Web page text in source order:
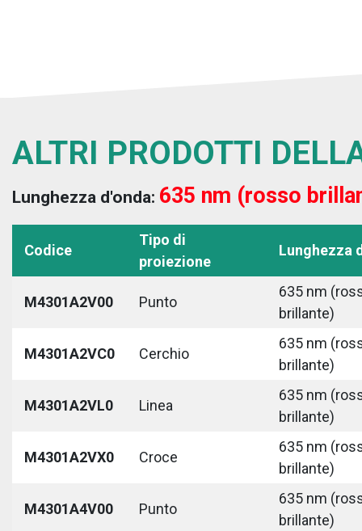
ALTRI PRODOTTI
Lunghezza d'onda: 635 nm (rosso
Codice
Tipo di
proiezione
Lunghezza
M4301A2V00 Punto
635 nm
brillante)
M4301A2VC0 Cerchio
635 nm
brillante)
M4301A2VL0 Linea
635 nm
brillante)
M4301A2VX0 Croce
635 nm
brillante)
M4301A4V00 Punto
635 nm
brillante)